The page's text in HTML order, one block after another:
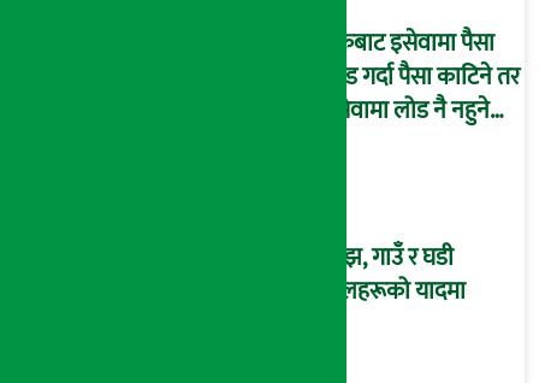
बैंकबाट इसेवामा पैसा
लोड गर्दा पैसा काटिने तर
इसेवामा लोड नै नहुने
साँझ, गाउँ र घडी
फूलहरूको यादमा